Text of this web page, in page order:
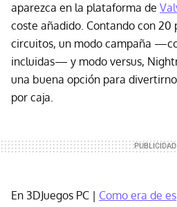
aparezca en la plataforma de
coste añadido. Contando con 20
circuitos, un modo campaña
incluidas— y modo versus,
una buena opción para
por caja.
En 3DJuegos PC | Como era de